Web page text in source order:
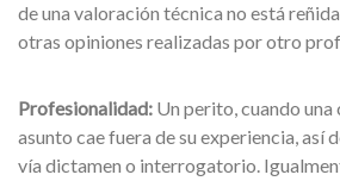
de una valoración técnica no está
otras opiniones realizadas por otro
Profesionalidad: Un perito, cuando
asunto cae fuera de su experiencia, así
vía dictamen o interrogatorio.